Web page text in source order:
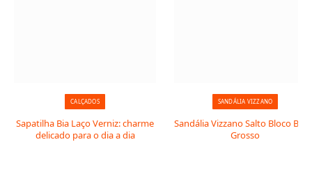
CALÇADOS
Sapatilha Bia Laço Verniz: charme
delicado para o dia a dia
SANDÁLIA VIZZANO
Sandália Vizzano Salto Bloco
Grosso